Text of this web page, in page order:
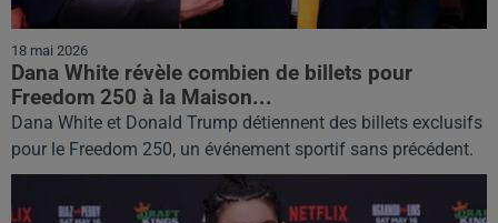
18 mai 2026
Dana White révèle combien de billets pour
Freedom 250 à la Maison...
Dana White et Donald Trump détiennent des billets exclusifs
pour le Freedom 250, un événement sportif sans précédent.